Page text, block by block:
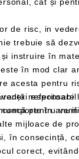
angajat,
Documentul de Evaluare a
a cărui
este în sarcina angajatorului, în cazul
în mod